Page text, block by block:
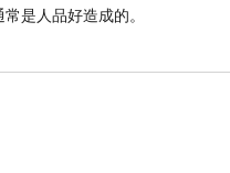
是人品好造成的。